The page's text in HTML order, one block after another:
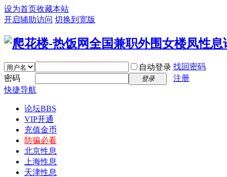
设为首页收藏本站
开启辅助访问 切换到宽版
自动登录 找回密码
密码
登录
注册
快捷导航
论坛BBS
VIP开通
充值金币
防骗必看
北京性息
上海性息
天津性息